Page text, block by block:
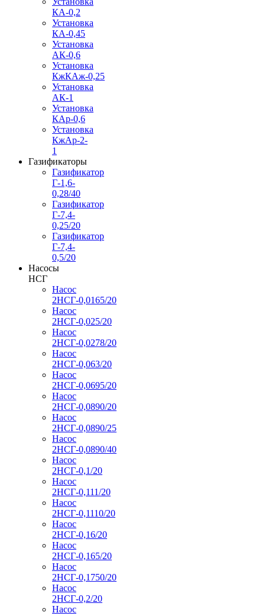
КА-0,2
Установка
КА-0,45
Установка
АК-0,6
Установка
КжКАж-0,25
Установка
АК-1
Установка
КАр-0,6
Установка
КжАр-2-
1
Газификаторы
Газификатор
Г-1,6-
0,28/40
Газификатор
Г-7,4-
0,25/20
Газификатор
Г-7,4-
0,5/20
Насосы
НСГ
Насос
2НСГ-0,0165/20
Насос
2НСГ-0,025/20
Насос
2НСГ-0,0278/20
Насос
2НСГ-0,063/20
Насос
2НСГ-0,0695/20
Насос
2НСГ-0,0890/20
Насос
2НСГ-0,0890/25
Насос
2НСГ-0,0890/40
Насос
2НСГ-0,1/20
Насос
2НСГ-0,111/20
Насос
2НСГ-0,1110/20
Насос
2НСГ-0,16/20
Насос
2НСГ-0,165/20
Насос
2НСГ-0,1750/20
Насос
2НСГ-0,2/20
Насос